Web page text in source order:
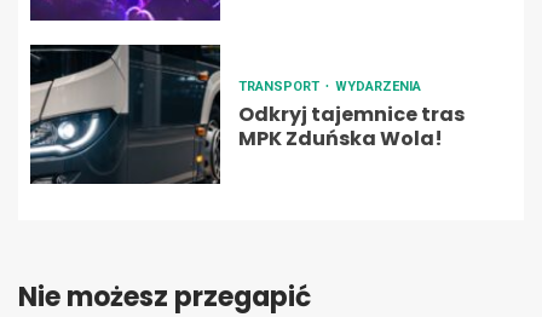
TRANSPORT WYDARZENIA
Odkryj tajemnice tras
MPK Zduńska Wola!
Nie możesz przegapić